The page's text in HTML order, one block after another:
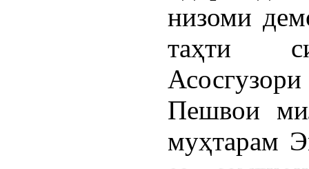
низоми
таҳти
Пешвои
муҳтарам